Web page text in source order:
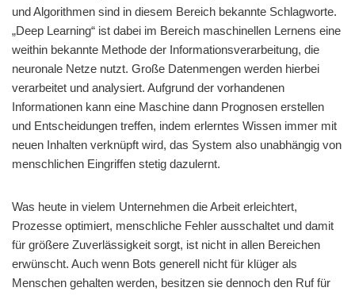
und Algorithmen sind in diesem Bereich bekannte Schlagworte.
„Deep Learning“ ist dabei im Bereich maschinellen Lernens eine
weithin bekannte Methode der Informationsverarbeitung, die
neuronale Netze nutzt. Große Datenmengen werden hierbei
verarbeitet und analysiert. Aufgrund der vorhandenen
Informationen kann eine Maschine dann Prognosen erstellen
und Entscheidungen treffen, indem erlerntes Wissen immer mit
neuen Inhalten verknüpft wird, das System also unabhängig von
menschlichen Eingriffen stetig dazulernt.
Was heute in vielem Unternehmen die Arbeit erleichtert,
Prozesse optimiert, menschliche Fehler ausschaltet und damit
für größere Zuverlässigkeit sorgt, ist nicht in allen Bereichen
erwünscht. Auch wenn Bots generell nicht für klüger als
Menschen gehalten werden, besitzen sie dennoch den Ruf für